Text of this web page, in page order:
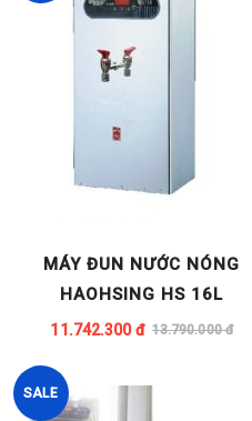
MÁY ĐUN NƯỚC NÓNG
HAOHSING HS 16L
11.742.300 đ 13.790.000 đ
SALE